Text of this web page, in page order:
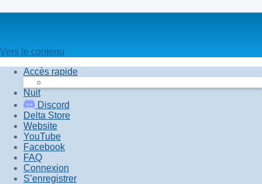
Vers le contenu
Accès rapide
Nuit
Discord
Delta Store
Website
YouTube
Facebook
FAQ
Connexion
S’enregistrer